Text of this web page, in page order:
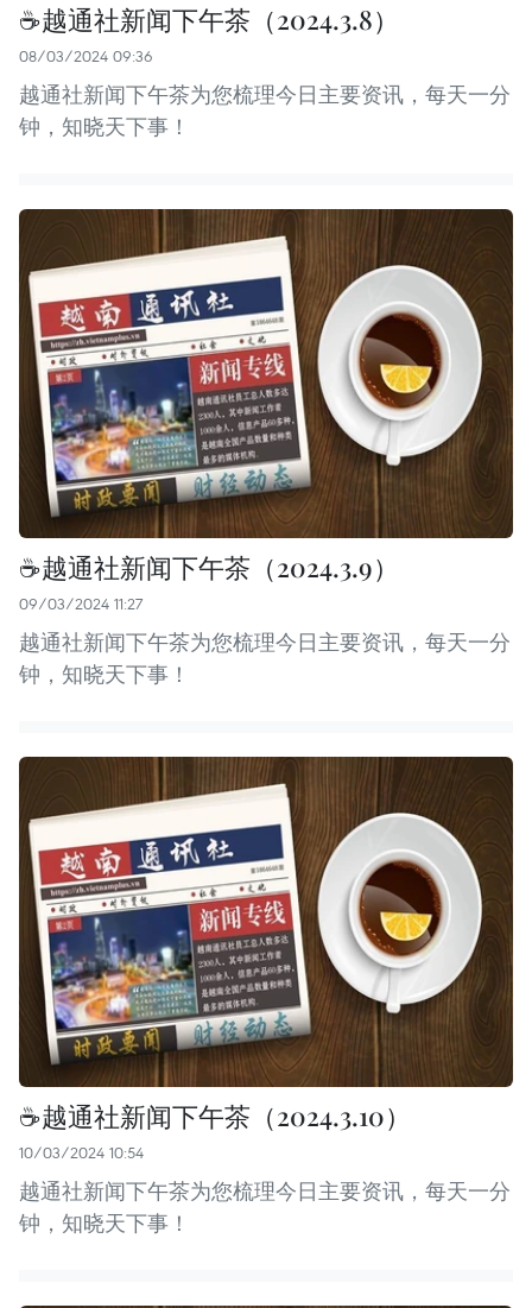
☕️越通社新闻下午茶（2024.3.8）
08/03/2024 09:36
越通社新闻下午茶为您梳理今日主要资讯，每天一分
钟，知晓天下事！
☕️越通社新闻下午茶（2024.3.9）
09/03/2024 11:27
越通社新闻下午茶为您梳理今日主要资讯，每天一分
钟，知晓天下事！
☕️越通社新闻下午茶（2024.3.10）
10/03/2024 10:54
越通社新闻下午茶为您梳理今日主要资讯，每天一分
钟，知晓天下事！